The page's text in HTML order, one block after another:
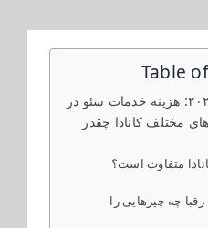
Table
قیمت سئو در کانادا ۲۰۲۶: هزینه خدمات سئو در
مختلف کانادا چقدر
متفاوت است؟
چه چیزهایی را